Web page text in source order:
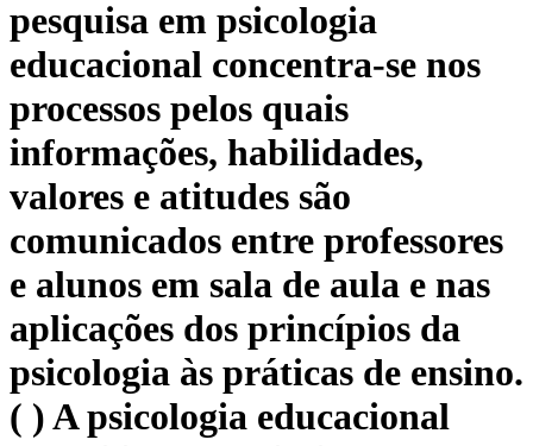
pesquisa em psicologia
educacional concentra-se nos
processos pelos quais
informações, habilidades,
valores e atitudes são
comunicados entre professores
e alunos em sala de aula e nas
aplicações dos princípios da
psicologia às práticas de ensino.
( ) A psicologia educacional